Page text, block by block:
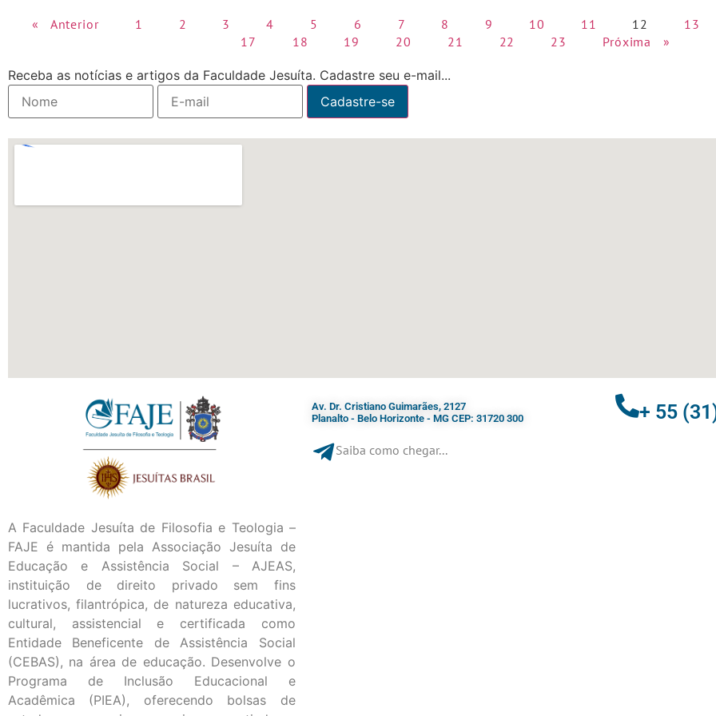
« Anterior 1 2 3 4 5 6 7 8 9 10 11 12 13
17
18 19 20 21 22 23 Próxima »
Receba as notícias e artigos da Faculdade Jesuíta. Cadastre seu e-mail...
A Faculdade Jesuíta de Filosofia e Teologia –
FAJE é mantida pela Associação Jesuíta de
Educação e Assistência Social – AJEAS,
instituição de direito privado sem fins
lucrativos, filantrópica, de natureza educativa,
cultural, assistencial e certificada como
Entidade Beneficente de Assistência Social
(CEBAS), na área de educação. Desenvolve o
Programa de Inclusão Educacional e
Acadêmica (PIEA), oferecendo bolsas de
Av. Dr. Cristiano Guimarães, 2127
Planalto - Belo Horizonte - MG CEP: 31720 300
Saiba como chegar...
+ 55